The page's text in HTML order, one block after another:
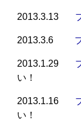
2013.3.13
2013.3.6
2013.1.29
い！
2013.1.16
い！